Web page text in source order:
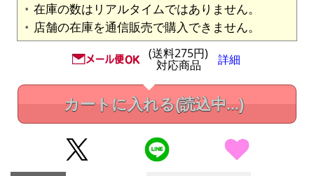
在庫の数はリアルタイムではありません。
店舗の在庫を通信販売で購入できません。
(送料275円)
対応商品 詳細
カートに入れる(読込中...)